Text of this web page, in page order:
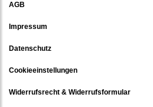
AGB
Impressum
Datenschutz
Cookieeinstellungen
Widerrufsrecht & Widerrufsformular